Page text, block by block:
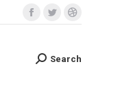
Facebook
opens
Twitter
opens
Dribbble
opens
Search:
Search
Search:
Search